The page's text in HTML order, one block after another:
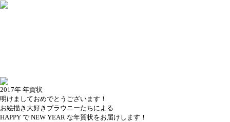
2017年 年賀状
明けましておめでとうございます！
お絵描き大好きブラウニーたちによる
HAPPY で NEW YEAR な年賀状をお届けします！